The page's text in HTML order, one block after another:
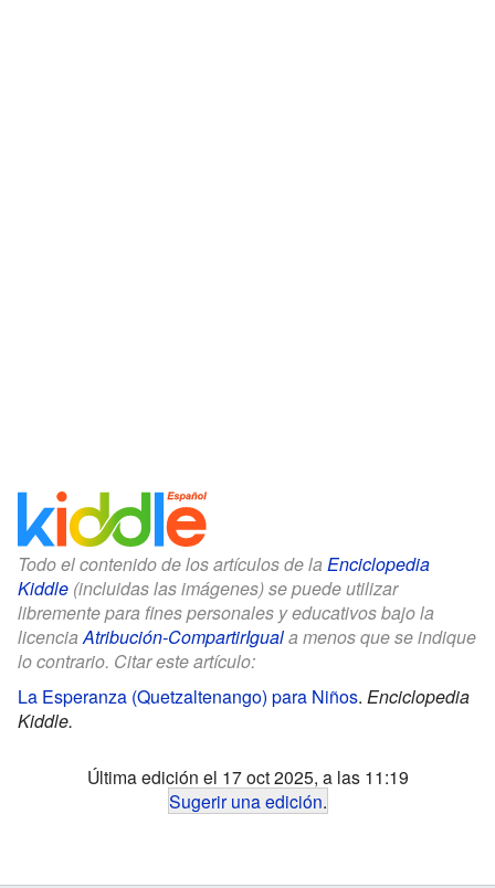
Todo el contenido de los artículos de la Enciclopedia
Kiddle (incluidas las imágenes) se puede utilizar
libremente para fines personales y educativos bajo la
licenciaAtribución-CompartirIguala menos que se indique
lo contrario. Citar este artículo:
La Esperanza (Quetzaltenango) para Niños. Enciclopedia
Kiddle.
Última edición el 17 oct 2025, a las 11:19
Sugerir una edición.